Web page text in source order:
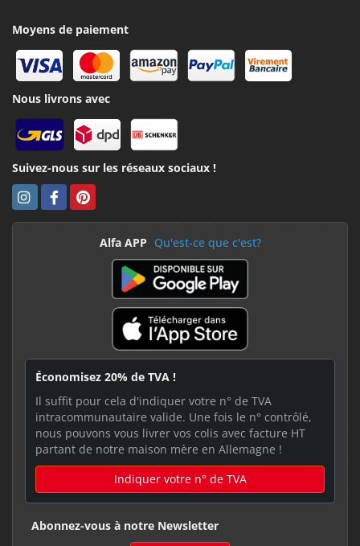
Moyens de paiement
Nous livrons avec
Suivez-nous sur les réseaux sociaux !
Alfa APP Qu'est-ce que c'est?
Économisez 20% de TVA !
Il suffit pour cela d'indiquer votre n° de TVA
intracommunautaire valide. Une fois le n° contrôlé,
nous pouvons vous livrer vos colis avec facture HT
partant de notre maison mère en Allemagne !
Indiquer votre n° de TVA
Abonnez-vous à notre Newsletter